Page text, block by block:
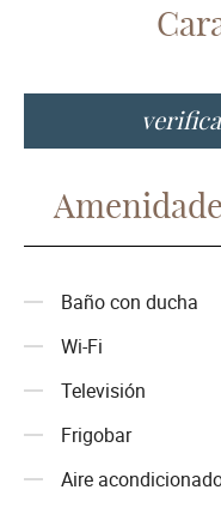
Baño con ducha
Wi-Fi
Televisión
Frigobar
Aire